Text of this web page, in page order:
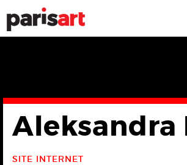
Aleksandra
SITE INTERNET